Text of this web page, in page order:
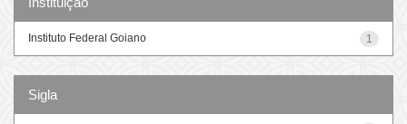
1
Instituto Federal Goiano
Sigla